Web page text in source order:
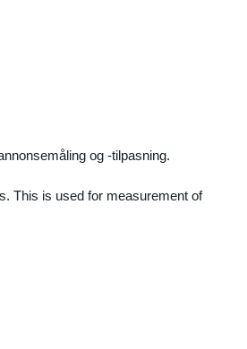
og -tilpasning.
This is used for measurement of